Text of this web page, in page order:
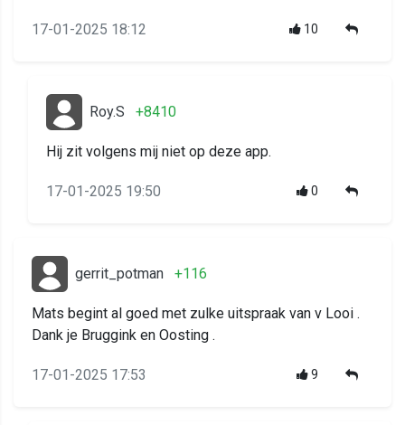
17-01-2025 18:12 10
Roy.S +8410
Hij zit volgens mij niet op deze app.
17-01-2025 19:50 0
gerrit_potman +116
Mats begint al goed met zulke uitspraak van v Looi .
Dank je Bruggink en Oosting .
17-01-2025 17:53 9